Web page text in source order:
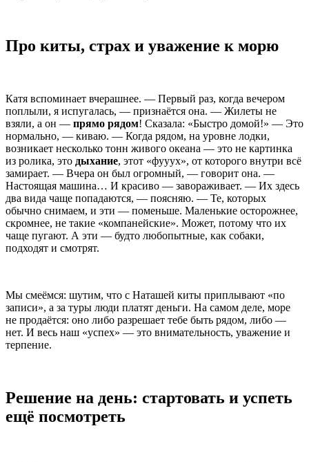
Про киты, страх и уважение к морю
Катя вспоминает вчерашнее. — Первый раз, когда вечером
поплыли, я испугалась, — признаётся она. — Жилеты не
взяли, а он — прямо рядом! Сказала: «Быстро домой!» — Это
нормально, — киваю. — Когда рядом, на уровне лодки,
возникает несколько тонн живого океана — это не картинка
из ролика, это дыхание, этот «фууух», от которого внутри всё
замирает. — Вчера он был огромный, — говорит она. —
Настоящая машина… И красиво — завораживает. — Их здесь
два вида чаще попадаются, — поясняю. — Те, которых
обычно снимаем, и эти — поменьше. Маленькие осторожнее,
скромнее, не такие «компанейские». Может, потому что их
чаще пугают. А эти — будто любопытные, как собаки,
подходят и смотрят.
Мы смеёмся: шутим, что с Наташей киты приплывают «по
записи», а за туры люди платят деньги. На самом деле, море
не продаётся: оно либо разрешает тебе быть рядом, либо —
нет. И весь наш «успех» — это внимательность, уважение и
терпение.
Решение на день: стартовать и успеть
ещё посмотреть